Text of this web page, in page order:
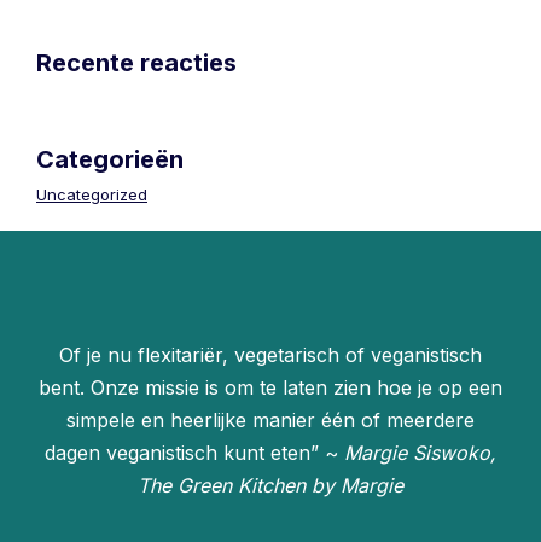
Recente reacties
Categorieën
Uncategorized
Of je nu flexitariër, vegetarisch of veganistisch
bent. Onze missie is om te laten zien hoe je op een
simpele en heerlijke manier één of meerdere
dagen veganistisch kunt eten” ~ Margie Siswoko,
The Green Kitchen by Margie